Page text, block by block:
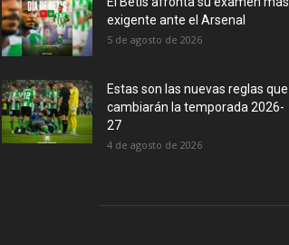
exigente ante el Arsenal
5 de agosto de 2026
Estas son las nuevas reglas que
cambiarán la temporada 2026-
27
4 de agosto de 2026